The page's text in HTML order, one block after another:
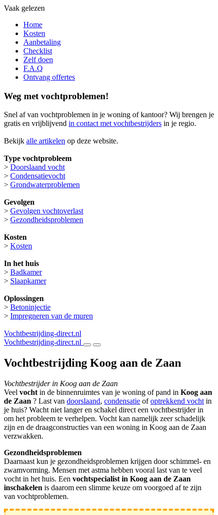
Vaak gelezen
Home
Kosten
Aanbetaling
Checklist
Zelf doen
F.A.Q
Ontvang offertes
Weg met vochtproblemen!
Snel af van vochtproblemen in je woning of kantoor? Wij brengen je
gratis en vrijblijvend in contact met vochtbestrijders in je regio.
Bekijk alle artikelen op deze website.
Type vochtprobleem
> Doorslaand vocht
> Condensatievocht
> Grondwaterproblemen
Gevolgen
> Gevolgen vochtoverlast
> Gezondheidsproblemen
Kosten
> Kosten
In het huis
> Badkamer
> Slaapkamer
Oplossingen
> Betoninjectie
> Impregneren van de muren
Vochtbestrijding-direct.nl
Vochtbestrijding-direct.nl
Vochtbestrijding Koog aan de Zaan
Vochtbestrijder in Koog aan de Zaan
Veel vocht in de binnenruimtes van je woning of pand in Koog aan
de Zaan ? Last van doorslaand, condensatie ofoptrekkend vocht in
je huis? Wacht niet langer en schakel direct een vochtbestrijder in
om het probleem te verhelpen. Vocht kan namelijk zeer schadelijk
zijn en de draagconstructies van een woning in Koog aan de Zaan
verzwakken.
Gezondheidsproblemen
Daarnaast kun je gezondheidsproblemen krijgen door schimmel- en
zwamvorming. Mensen met astma hebben vooral last van te veel
vocht in het huis. Een vochtspecialist in Koog aan de Zaan
inschakelen is daarom een slimme keuze om voorgoed af te zijn
van vochtproblemen.